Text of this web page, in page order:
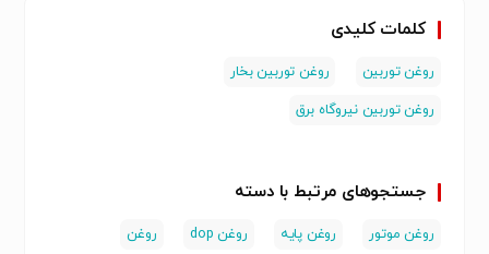
کلمات کلیدی
روغن توربین
روغن توربین بخار
روغن توربین نیروگاه برق
جستجوهای مرتبط با دسته
روغن موتور روغن پایه روغن dop
روغن